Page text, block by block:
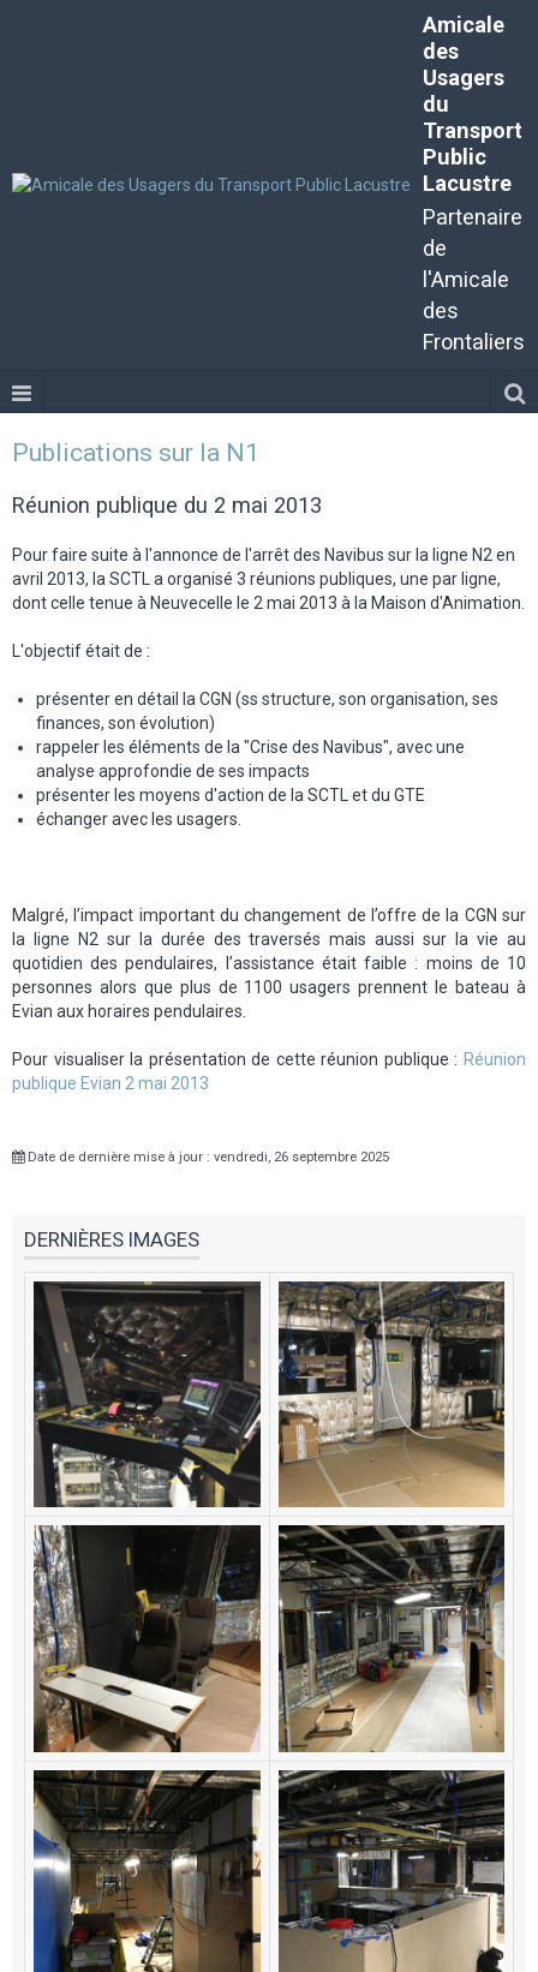
Amicale
des
Usagers
du
Transport
Public
Lacustre
Partenaire
de
l'Amicale
des
Frontaliers
Publications sur la N1
Réunion publique du 2 mai 2013
Pour faire suite à l'annonce de l'arrêt des Navibus sur la ligne N2 en
avril 2013, la SCTL a organisé 3 réunions publiques, une par ligne,
dont celle tenue à Neuvecelle le 2 mai 2013 à la Maison d'Animation.
L'objectif était de :
présenter en détail la CGN (ss structure, son organisation, ses
finances, son évolution)
rappeler les éléments de la "Crise des Navibus", avec une
analyse approfondie de ses impacts
présenter les moyens d'action de la SCTL et du GTE
échanger avec les usagers.
Malgré, l’impact important du changement de l’offre de la CGN sur
la ligne N2 sur la durée des traversés mais aussi sur la vie au
quotidien des pendulaires, l’assistance était faible : moins de 10
personnes alors que plus de 1100 usagers prennent le bateau à
Evian aux horaires pendulaires.
Pour visualiser la présentation de cette réunion publique : Réunion
publique Evian 2 mai 2013
Date de dernière mise à jour : vendredi, 26 septembre 2025
DERNIÈRES IMAGES